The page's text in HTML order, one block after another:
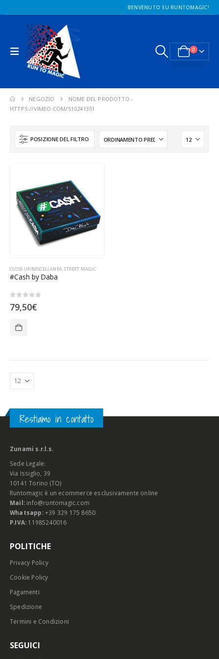
BENVENUTO SU RUNTOMAGIC!
0
NEGOZIO
NOME DEL PRODOTTO -
HTTPS://VIMEO.COM/510241351
POSIZIONE DEL FILTRO
CLOSE-UP/MISCELLANEA,STREET MAGIC
#Cash by Daba
79,50€
Restiamo in contatto
Zunami s.r.l.s.
Sede Legale:
Via Issiglio, 39
10141 Torino (TO)
Runtomagic è un ecommerce esclusivamente online
Mail: info@runtomagic.com
Whatsapp: +39 329 175 8650
P.IVA: 11985240016
POLITICHE
Privacy Policy
Cookie Policy
Pagamenti
Spedizione
Termini e Condizioni
SEGUICI